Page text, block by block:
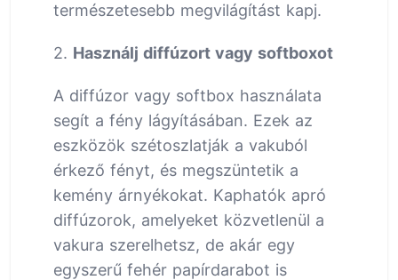
természetesebb megvilágítást kapj.
2. Használj diffúzort vagy softboxot
A diffúzor vagy softbox használata
segít a fény lágyításában. Ezek az
eszközök szétoszlatják a vakuból
érkező fényt, és megszüntetik a
kemény árnyékokat. Kaphatók apró
diffúzorok, amelyeket közvetlenül a
vakura szerelhetsz, de akár egy
egyszerű fehér papírdarabot is